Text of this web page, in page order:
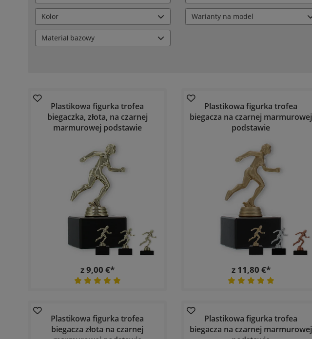
Kolor Warianty na model
Materiał bazowy
Plastikowa figurka trofea
biegaczka, złota, na czarnej
marmurowej podstawie
z 9,00 €*
Plastikowa figurka trofea
biegacza na czarnej marmurowej
podstawie
z 11,80 €*
Plastikowa figurka trofea
biegacza złota na czarnej
Plastikowa figurka trofea
biegacza na czarnej marmurowej